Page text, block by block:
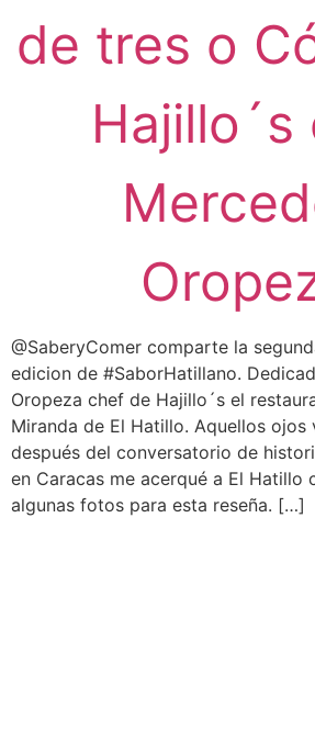
de tres o
Hajillo´s
@SaberyComer comparte la
edicion de #SaborHatillano.
Oropeza chef de Hajillo´s el
Miranda de El Hatillo. Aquellos ojos
después del conversatorio de
en Caracas me acerqué a El Hatillo
algunas fotos para esta reseña. […]